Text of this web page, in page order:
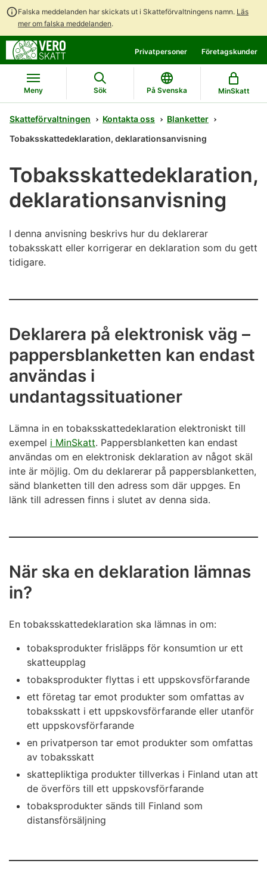
Falska meddelanden har skickats ut i Skatteförvaltningens namn. Läs
mer om falska meddelanden.
direkt
till
innehållet
till
hela
webbplatsens
sökning
Privatpersoner Företagskunder
Meny Sök På Svenska MinSkatt
Skatteförvaltningen Kontakta oss
Blanketter
Tobaksskattedeklaration, deklarationsanvisning
Tobaksskattedeklaration,
deklarationsanvisning
I denna anvisning beskrivs hur du deklarerar
tobaksskatt eller korrigerar en deklaration som du gett
tidigare.
Deklarera på elektronisk väg –
pappersblanketten kan endast
användas i
undantagssituationer
Lämna in en tobaksskattedeklaration elektroniskt till
exempel i MinSkatt. Pappersblanketten kan endast
användas om en elektronisk deklaration av något skäl
inte är möjlig. Om du deklarerar på pappersblanketten,
sänd blanketten till den adress som där uppges. En
länk till adressen finns i slutet av denna sida.
När ska en deklaration lämnas
in?
En tobaksskattedeklaration ska lämnas in om:
tobaksprodukter frisläpps för konsumtion ur ett
skatteupplag
tobaksprodukter flyttas i ett uppskovsförfarande
ett företag tar emot produkter som omfattas av
tobaksskatt i ett uppskovsförfarande eller utanför
ett uppskovsförfarande
en privatperson tar emot produkter som omfattas
av tobaksskatt
skattepliktiga produkter tillverkas i Finland utan att
de överförs till ett uppskovsförfarande
tobaksprodukter sänds till Finland som
distansförsäljning